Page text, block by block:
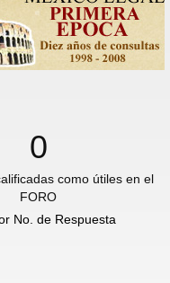
0
como útiles en el
FORO
No. de Respuesta